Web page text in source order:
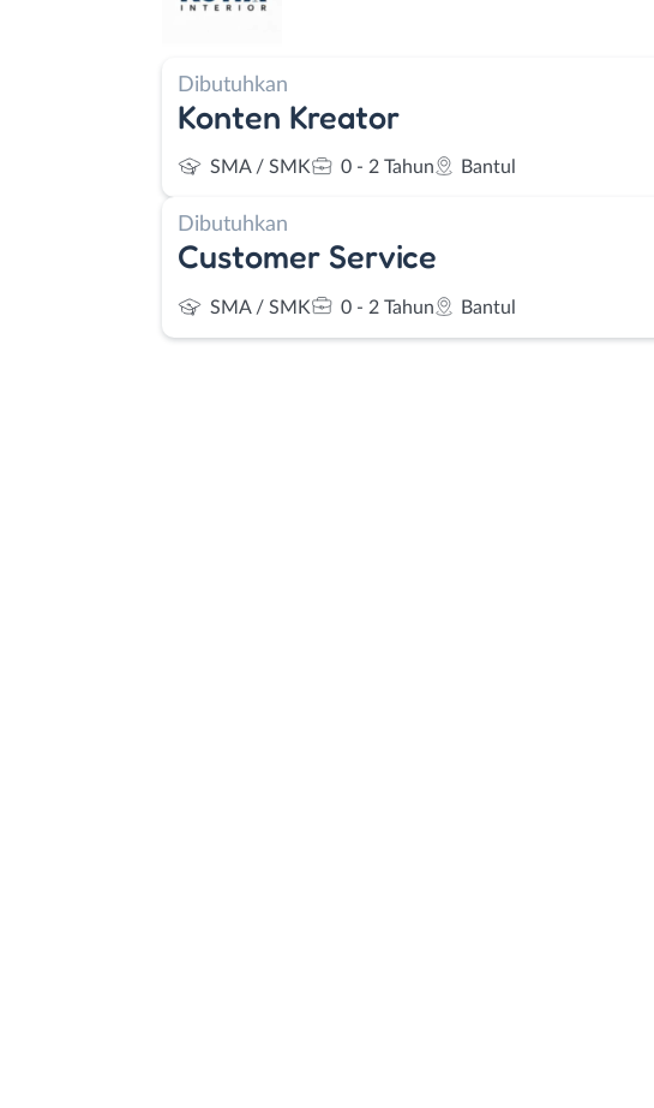
Dibutuhkan
Konten Kreator
SMA / SMK 0 - 2 Tahun Bantul
Dibutuhkan
Customer Service
SMA / SMK 0 - 2 Tahun Bantul